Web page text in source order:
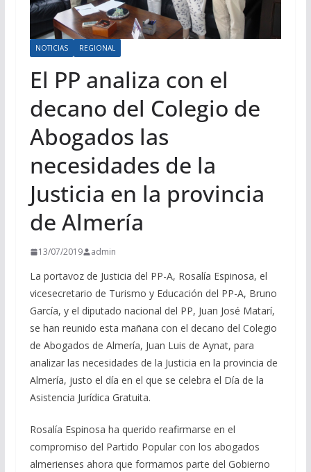
NOTICIAS REGIONAL
El PP analiza con el
decano del Colegio de
Abogados las
necesidades de la
Justicia en la provincia
de Almería
13/07/2019 admin
La portavoz de Justicia del PP-A, Rosalía Espinosa, el
vicesecretario de Turismo y Educación del PP-A, Bruno
García, y el diputado nacional del PP, Juan José Matarí,
se han reunido esta mañana con el decano del Colegio
de Abogados de Almería, Juan Luis de Aynat, para
analizar las necesidades de la Justicia en la provincia de
Almería, justo el día en el que se celebra el Día de la
Asistencia Jurídica Gratuita.
Rosalía Espinosa ha querido reafirmarse en el
compromiso del Partido Popular con los abogados
almerienses ahora que formamos parte del Gobierno